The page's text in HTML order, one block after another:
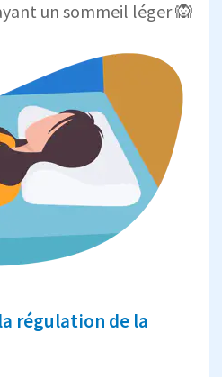
un sommeil léger 🙉
régulation de la